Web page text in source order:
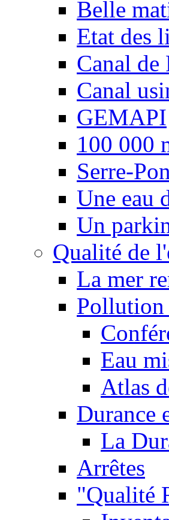
Belle
Etat des
Canal de
Canal
GEMAPI
100 000
Serre-
Une eau
Un
Qualité de
La mer
Pollution
Eau
Atlas
Durance
La
Arrêtes
"Qualité